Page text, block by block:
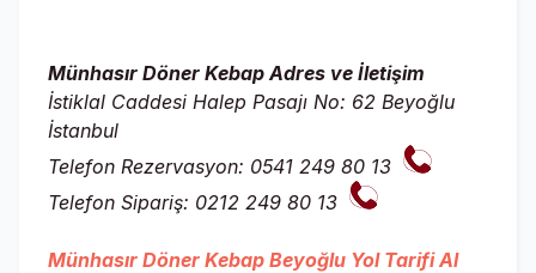
Münhasır Döner Kebap Adres ve İletişim
İstiklal Caddesi Halep Pasajı No: 62 Beyoğlu
İstanbul
Telefon Rezervasyon: 0541 249 80 13
Telefon Sipariş: 0212 249 80 13
Münhasır Döner Kebap Beyoğlu Yol Tarifi Al